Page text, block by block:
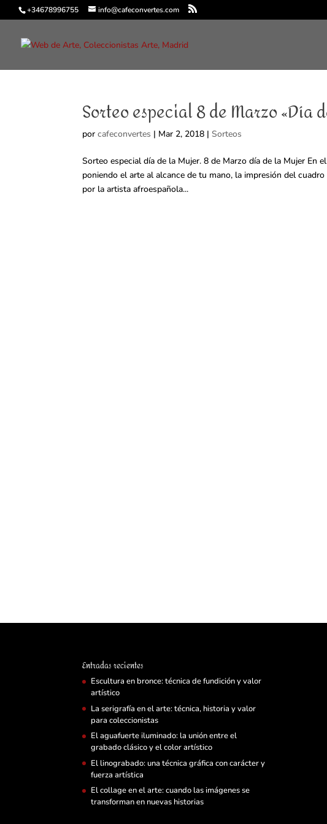
+34678996755 info@cafeconvertes.com
Sorteo especial 8 de Marzo «Día
porcafeconvertes | Mar 2, 2018 |Sorteos
Sorteo especial día de la Mujer. 8 de Marzo día de la Mujer En
poniendo el arte al alcance de tu mano, la impresión del
por la artista afroespañola...
Entradas recientes
Escultura en bronce: técnica de fundición y valor
artístico
La serigrafía en el arte: técnica, historia y valor
para coleccionistas
El aguafuerte iluminado: la unión entre el
grabado clásico y el color artístico
El linograbado: una técnica gráfica con carácter y
fuerza artística
El collage en el arte: cuando las imágenes se
transforman en nuevas historias